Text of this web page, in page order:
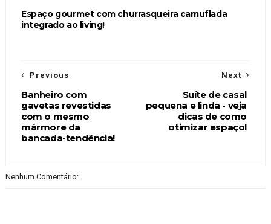
Espaço gourmet com churrasqueira camuflada
integrado ao living!
Next
Suíte de casal
pequena e linda - veja
dicas de como
otimizar espaço!
Previous
Banheiro com
gavetas revestidas
com o mesmo
mármore da
bancada-tendência!
Nenhum Comentário: